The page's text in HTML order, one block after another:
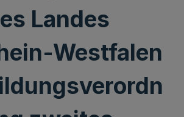
Landes
Westfalen